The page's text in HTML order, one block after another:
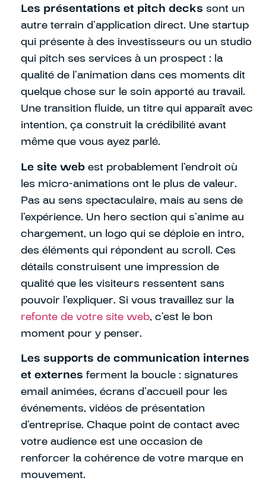
Les présentations et pitch decks sont un
autre terrain d’application direct. Une startup
qui présente à des investisseurs ou un studio
qui pitch ses services à un prospect : la
qualité de l’animation dans ces moments dit
quelque chose sur le soin apporté au travail.
Une transition fluide, un titre qui apparaît avec
intention, ça construit la crédibilité avant
même que vous ayez parlé.
Le site webest probablement l’endroit où
les micro-animations ont le plus de valeur.
Pas au sens spectaculaire, mais au sens de
l’expérience. Un hero section qui s’anime au
chargement, un logo qui se déploie en intro,
des éléments qui répondent au scroll. Ces
détails construisent une impression de
qualité que les visiteurs ressentent sans
pouvoir l’expliquer. Si vous travaillez sur la
refonte de votre site web, c’est le bon
moment pour y penser.
Les supports de communication internes
et externes ferment la boucle : signatures
email animées, écrans d’accueil pour les
événements, vidéos de présentation
d’entreprise. Chaque point de contact avec
votre audience est une occasion de
renforcer la cohérence de votre marque en
mouvement.